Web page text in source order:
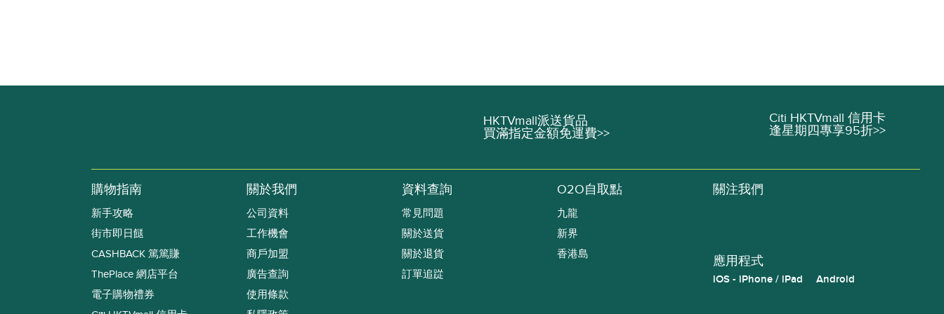
HKTVmall派送貨品
買滿指定金額免運費>>
Citi HKTVmall 信用卡
逢星期四專享95折>>
購物指南
新手攻略
街市即日餸
CASHBACK 篤篤賺
ThePlace 網店平台
電子購物禮券
關於我們
公司資料
工作機會
商戶加盟
廣告查詢
使用條款
資料查詢
常見問題
關於送貨
關於退貨
訂單追踨
O2O自取點
九龍
新界
香港島
關注我們
應用程式
iOS - iPhone / iPad Android